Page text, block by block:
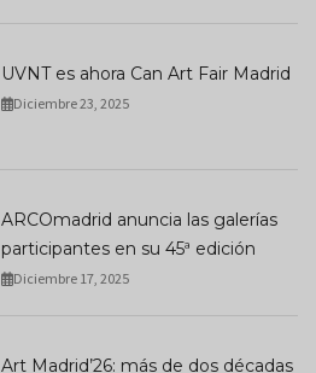
UVNT es ahora Can Art Fair Madrid
Diciembre 23, 2025
ARCOmadrid anuncia las galerías
participantes en su 45ª edición
Diciembre 17, 2025
Art Madrid’26: más de dos décadas